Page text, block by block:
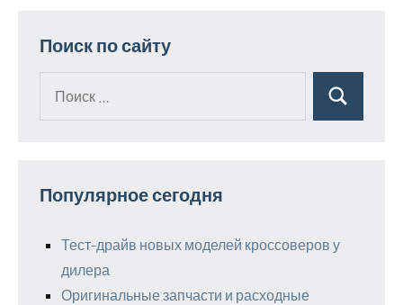
Поиск по сайту
Поиск
Популярное сегодня
Тест-драйв новых моделей кроссоверов у
дилера
Оригинальные запчасти и расходные